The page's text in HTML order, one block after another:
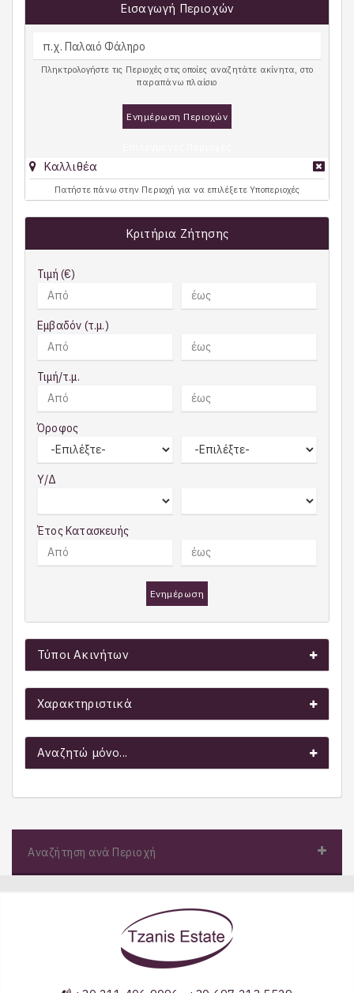
Εισαγωγή Περιοχών
Πληκτρολογήστε τις Περιοχές στις οποίες αναζητάτε ακίνητα, στο
παραπάνω πλαίσιο
Ενημέρωση Περιοχών
Καλλιθέα
Πατήστε πάνω στην Περιοχή για να επιλέξετε Υποπεριοχές
Κριτήρια Ζήτησης
Τιμή (€)
Εμβαδόν (τ.μ.)
Τιμή/τ.μ.
Όροφος
Υ/Δ
Έτος Κατασκευής
Ενημέρωση
Τύποι Ακινήτων
Χαρακτηριστικά
Αναζητώ μόνο...
Αναζήτηση ανά Περιοχή